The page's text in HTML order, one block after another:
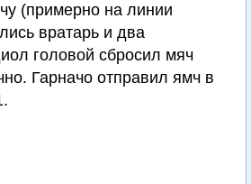
(примерно на линии
вратарь и два
головой сбросил мяч
Гарначо отправил ямч в